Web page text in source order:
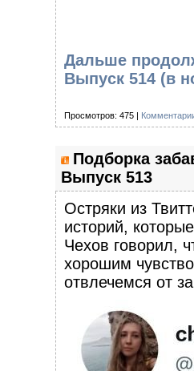
Дальше
Выпуск 514 (в
Просмотров: 475 |
Подборка
Выпуск 513
Остряки из
историй,
Чехов говорил,
хорошим
отвлечемся от